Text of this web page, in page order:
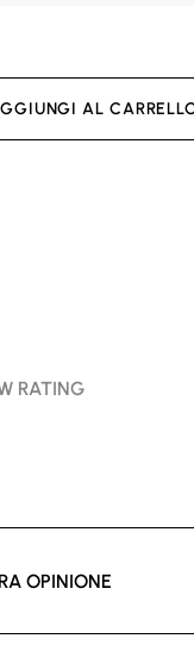
AL
RATING
OPINIONE